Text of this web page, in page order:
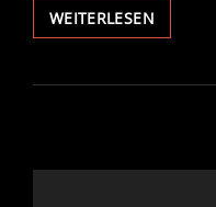
WEITERLESENAMARI
2022